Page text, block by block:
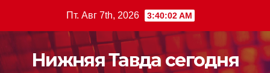
содержимому
Пт. Авг 7th, 2026 3:40:03 AM
Нижняя Тавда сегодня